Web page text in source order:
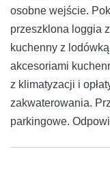
osobne wejście.
przeszklona loggia
kuchenny z
akcesoriami
z klimatyzacji i
zakwaterowania.
parkingowe.